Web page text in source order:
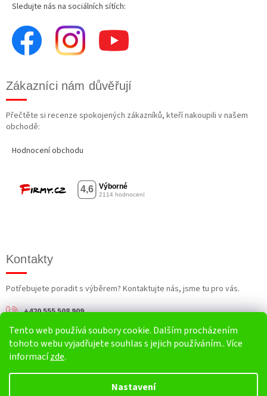
Tento web používá soubory cookie. Dalším procházením
tohoto webu vyjadřujete souhlas s jejich používáním.. Více
informacízde.
Nastavení
Sledujte nás na sociálních sítích:
Zákazníci nám důvěřují
Přečtěte si recenze spokojených zákazníků, kteří nakoupili v našem
obchodě:
Hodnocení obchodu
Kontakty
Potřebujete poradit s výběrem? Kontaktujte nás, jsme tu pro vás.
+420 555 508 909
info@harv.cz